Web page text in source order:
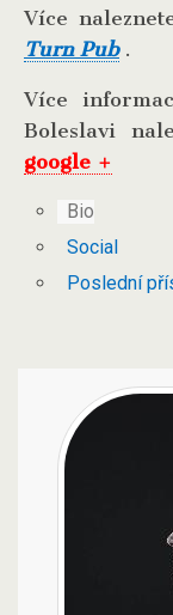
Více
Turn Pub .
Více
Boleslavi
google +
Bio
Social
Poslední